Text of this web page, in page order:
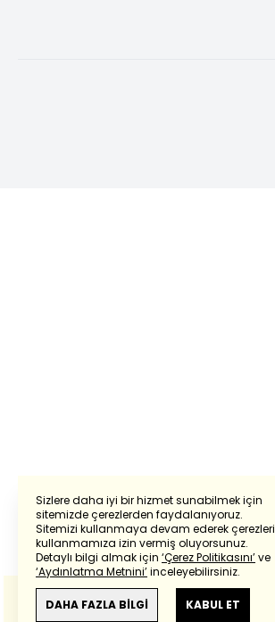
Sizlere daha iyi bir hizmet sunabilmek için
sitemizde çerezlerden faydalanıyoruz.
Sitemizi kullanmaya devam ederek çerezleri
kullanmamıza izin vermiş oluyorsunuz.
Detaylı bilgi almak için ‘Çerez Politikasını’ve
‘Aydınlatma Metnini’inceleyebilirsiniz.
DAHA FAZLA BİLGİ KABUL ET
Powered by Translate
Bu çevirideGoogle Transletekullanılmıştır.
Anlam ve çeviri hatalarından
haberturk.com
sorumlu değildir.